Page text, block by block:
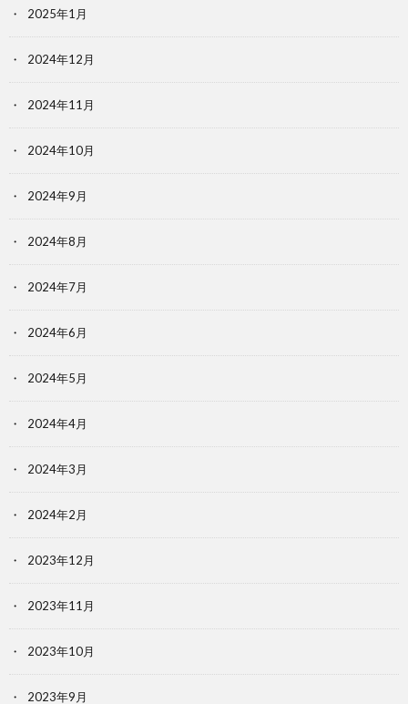
2025年1月
2024年12月
2024年11月
2024年10月
2024年9月
2024年8月
2024年7月
2024年6月
2024年5月
2024年4月
2024年3月
2024年2月
2023年12月
2023年11月
2023年10月
2023年9月